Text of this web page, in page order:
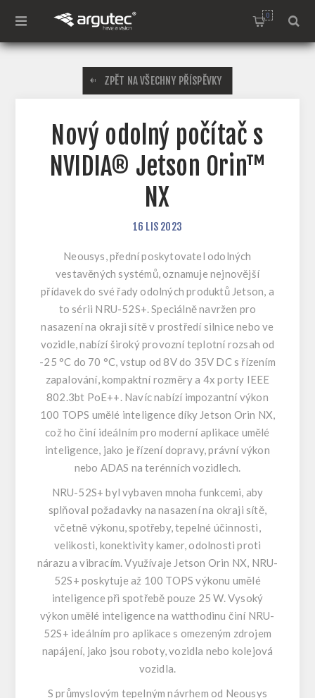
0
ZPĚT NA VŠECHNY PŘÍSPĚVKY
Nový odolný počítač s
NVIDIA® Jetson Orin™
NX
16 LIS 2023
Neousys, přední poskytovatel odolných
vestavěných systémů, oznamuje nejnovější
přídavek do své řady odolných produktů Jetson, a
to sérii NRU-52S+. Speciálně navržen pro
nasazení na okraji sítě v prostředí silnice nebo ve
vozidle, nabízí široký provozní teplotní rozsah od
-25 °C do 70 °C, vstup od 8V do 35V DC s řízením
zapalování, kompaktní rozměry a 4x porty IEEE
802.3bt PoE++. Navíc nabízí impozantní výkon
100 TOPS umělé inteligence díky Jetson Orin NX,
což ho činí ideálním pro moderní aplikace umělé
inteligence, jako je řízení dopravy, právní výkon
nebo ADAS na terénních vozidlech.
NRU-52S+ byl vybaven mnoha funkcemi, aby
splňoval požadavky na nasazení na okraji sítě,
včetně výkonu, spotřeby, tepelné účinnosti,
velikosti, konektivity kamer, odolnosti proti
nárazu a vibracím. Využívaje Jetson Orin NX, NRU-
52S+ poskytuje až 100 TOPS výkonu umělé
inteligence při spotřebě pouze 25 W. Vysoký
výkon umělé inteligence na watthodinu činí NRU-
52S+ ideálním pro aplikace s omezeným zdrojem
napájení, jako jsou roboty, vozidla nebo kolejová
vozidla.
S průmyslovým tepelným návrhem od Neousys